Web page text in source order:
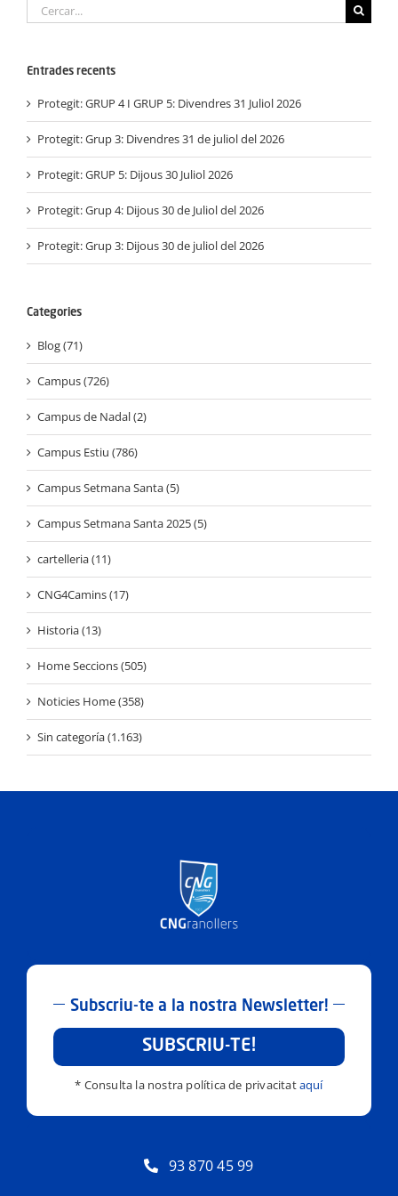
Cerca
…
Entrades recents
Protegit: GRUP 4 I GRUP 5: Divendres 31 Juliol 2026
Protegit: Grup 3: Divendres 31 de juliol del 2026
Protegit: GRUP 5: Dijous 30 Juliol 2026
Protegit: Grup 4: Dijous 30 de Juliol del 2026
Protegit: Grup 3: Dijous 30 de juliol del 2026
Categories
Blog (71)
Campus (726)
Campus de Nadal (2)
Campus Estiu (786)
Campus Setmana Santa (5)
Campus Setmana Santa 2025 (5)
cartelleria (11)
CNG4Camins (17)
Historia (13)
Home Seccions (505)
Noticies Home (358)
Sin categoría (1.163)
Subscriu-te a la nostra Newsletter!
SUBSCRIU-TE!
* Consulta la nostra política de privacitataquí
93 870 45 99